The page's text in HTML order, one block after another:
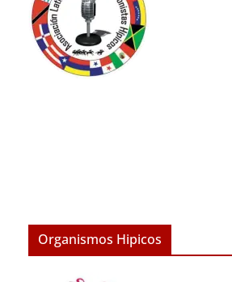
Organismos Hipicos